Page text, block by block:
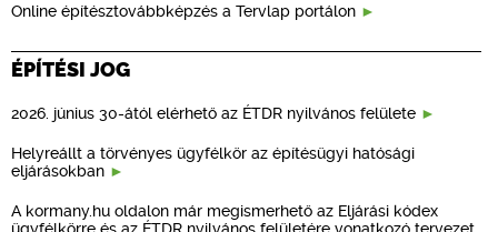
Online építésztovábbképzés a Tervlap portálon
ÉPÍTÉSI JOG
2026. június 30-ától elérhető az ÉTDR nyilvános felülete
Helyreállt a törvényes ügyfélkör az építésügyi hatósági
eljárásokban
A kormany.hu oldalon már megismerhető az Eljárási kódex
ügyfélkörre és az ÉTDR nyilvános felületére vonatkozó tervezet